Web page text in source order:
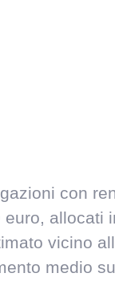
con
allocati
vicino
medio